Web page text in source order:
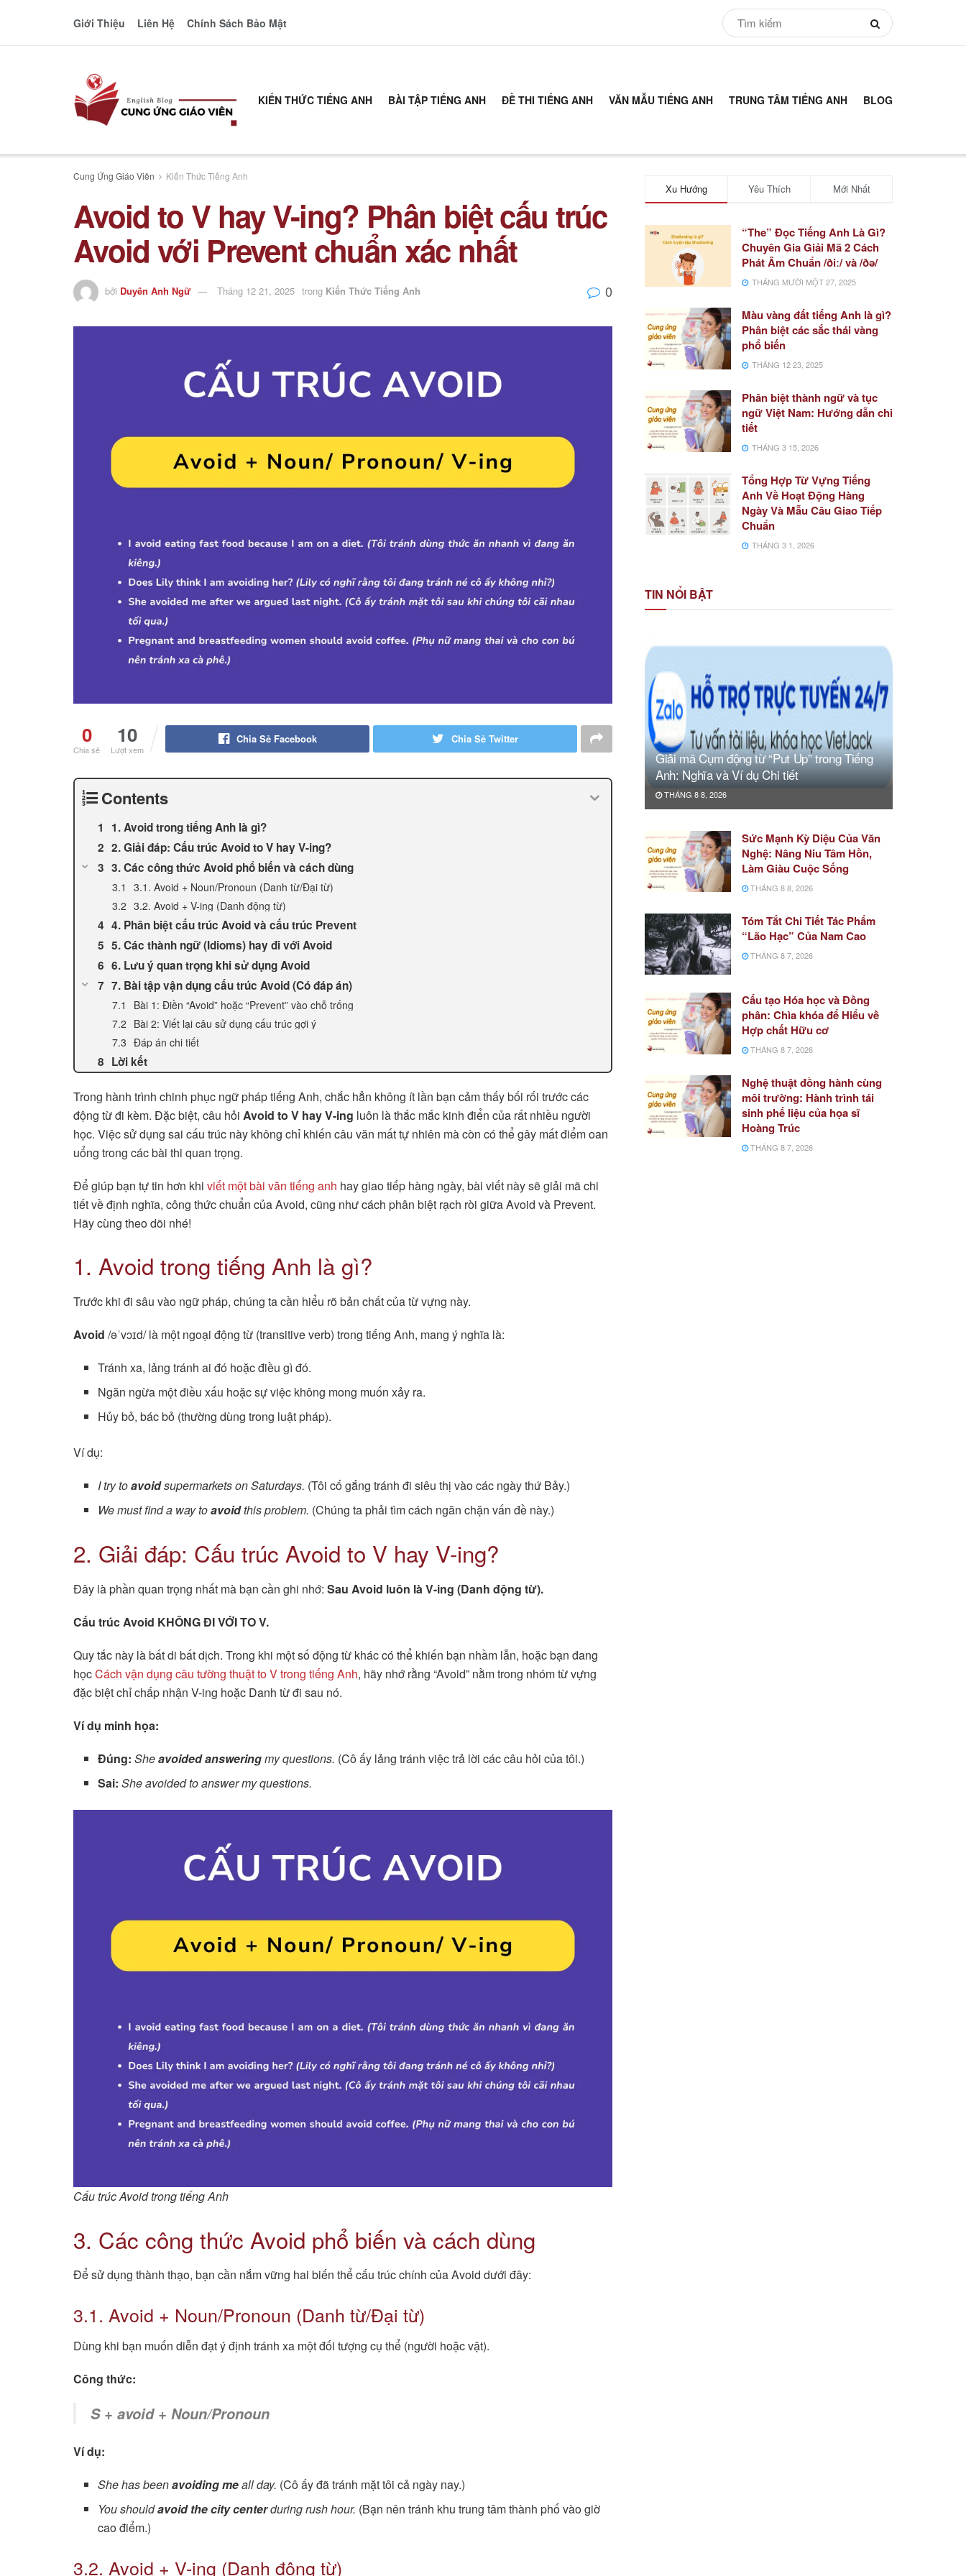
Giới Thiệu Liên Hệ Chính Sách Bảo Mật
KIẾN THỨC TIẾNG ANH BÀI TẬP TIẾNG ANH ĐỀ THI TIẾNG ANH VĂN MẪU TIẾNG ANH TRUNG TÂM TIẾNG ANH BLOG
Cung Ứng Giáo Viên Kiến Thức Tiếng Anh
Avoid to V hay V-ing? Phân biệt cấu trúc
Avoid với Prevent chuẩn xác nhất
bởi Duyên Anh Ngữ Tháng 12 21, 2025 trong Kiến Thức Tiếng Anh 0
0
Chia sẻ
10
Lượt xem
Chia Sẻ Facebook Chia Sẻ Twitter
Contents
1. Avoid trong tiếng Anh là gì?
2. Giải đáp: Cấu trúc Avoid to V hay V-ing?
3. Các công thức Avoid phổ biến và cách dùng
3.1. Avoid + Noun/Pronoun (Danh từ/Đại từ)
3.2. Avoid + V-ing (Danh động từ)
4. Phân biệt cấu trúc Avoid và cấu trúc Prevent
5. Các thành ngữ (Idioms) hay đi với Avoid
6. Lưu ý quan trọng khi sử dụng Avoid
7. Bài tập vận dụng cấu trúc Avoid (Có đáp án)
Bài 1: Điền “Avoid” hoặc “Prevent” vào chỗ trống
Bài 2: Viết lại câu sử dụng cấu trúc gợi ý
Đáp án chi tiết
Lời kết
Trong hành trình chinh phục ngữ pháp tiếng Anh, chắc hẳn không ít lần bạn cảm thấy bối rối trước các
động từ đi kèm. Đặc biệt, câu hỏi Avoid to V hay V-ing luôn là thắc mắc kinh điển của rất nhiều người
học. Việc sử dụng sai cấu trúc này không chỉ khiến câu văn mất tự nhiên mà còn có thể gây mất điểm oan
uổng trong các bài thi quan trọng.
Để giúp bạn tự tin hơn khi viết một bài văn tiếng anh hay giao tiếp hàng ngày, bài viết này sẽ giải mã chi
tiết về định nghĩa, công thức chuẩn của Avoid, cũng như cách phân biệt rạch ròi giữa Avoid và Prevent.
Hãy cùng theo dõi nhé!
1. Avoid trong tiếng Anh là gì?
Trước khi đi sâu vào ngữ pháp, chúng ta cần hiểu rõ bản chất của từ vựng này.
Avoid /əˈvɔɪd/ là một ngoại động từ (transitive verb) trong tiếng Anh, mang ý nghĩa là:
Tránh xa, lảng tránh ai đó hoặc điều gì đó.
Ngăn ngừa một điều xấu hoặc sự việc không mong muốn xảy ra.
Hủy bỏ, bác bỏ (thường dùng trong luật pháp).
Ví dụ:
I try toavoidsupermarkets on Saturdays. (Tôi cố gắng tránh đi siêu thị vào các ngày thứ Bảy.)
We must find a way toavoidthis problem. (Chúng ta phải tìm cách ngăn chặn vấn đề này.)
2. Giải đáp: Cấu trúc Avoid to V hay V-ing?
Đây là phần quan trọng nhất mà bạn cần ghi nhớ: Sau Avoid luôn là V-ing (Danh động từ).
Cấu trúc Avoid KHÔNG ĐI VỚI TO V.
Quy tắc này là bất di bất dịch. Trong khi một số động từ khác có thể khiến bạn nhầm lẫn, hoặc bạn đang
họcCách vận dụng câu tường thuật to V trong tiếng Anh, hãy nhớ rằng “Avoid” nằm trong nhóm từ vựng
đặc biệt chỉ chấp nhận V-ing hoặc Danh từ đi sau nó.
Ví dụ minh họa:
Đúng: Sheavoided answeringmy questions. (Cô ấy lảng tránh việc trả lời các câu hỏi của tôi.)
Sai: She avoided to answer my questions.
Cấu trúc Avoid trong tiếng Anh
3. Các công thức Avoid phổ biến và cách dùng
Để sử dụng thành thạo, bạn cần nắm vững hai biến thể cấu trúc chính của Avoid dưới đây:
3.1. Avoid + Noun/Pronoun (Danh từ/Đại từ)
Dùng khi bạn muốn diễn đạt ý định tránh xa một đối tượng cụ thể (người hoặc vật).
Công thức:
S + avoid + Noun/Pronoun
Ví dụ:
She has beenavoiding meall day. (Cô ấy đã tránh mặt tôi cả ngày nay.)
You shouldavoid the city centerduring rush hour. (Bạn nên tránh khu trung tâm thành phố vào giờ
cao điểm.)
3.2. Avoid + V-ing (Danh động từ)
Xu Hướng Yêu Thích Mới Nhất
“The” Đọc Tiếng Anh Là Gì?
Chuyên Gia Giải Mã 2 Cách
Phát Âm Chuẩn /ðiː/ và /ðə/
THÁNG MƯỜI MỘT 27, 2025
Màu vàng đất tiếng Anh là gì?
Phân biệt các sắc thái vàng
phổ biến
THÁNG 12 23, 2025
Phân biệt thành ngữ và tục
ngữ Việt Nam: Hướng dẫn chi
tiết
THÁNG 3 15, 2026
Tổng Hợp Từ Vựng Tiếng
Anh Về Hoạt Động Hàng
Ngày Và Mẫu Câu Giao Tiếp
Chuẩn
THÁNG 3 1, 2026
TIN NỔI BẬT
Giải mã Cụm động từ “Put Up” trong Tiếng
Anh: Nghĩa và Ví dụ Chi tiết
THÁNG 8 8, 2026
Sức Mạnh Kỳ Diệu Của Văn
Nghệ: Nâng Niu Tâm Hồn,
Làm Giàu Cuộc Sống
THÁNG 8 8, 2026
Tóm Tắt Chi Tiết Tác Phẩm
“Lão Hạc” Của Nam Cao
THÁNG 8 7, 2026
Cấu tạo Hóa học và Đồng
phân: Chìa khóa để Hiểu về
Hợp chất Hữu cơ
THÁNG 8 7, 2026
Nghệ thuật đồng hành cùng
môi trường: Hành trình tái
sinh phế liệu của họa sĩ
Hoàng Trúc
THÁNG 8 7, 2026